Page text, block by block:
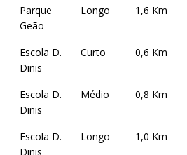
Parque
Geão
Longo 1,6 Km
Escola D.
Dinis
Curto 0,6 Km
Escola D.
Dinis
Médio 0,8 Km
Escola D.
Dinis
Longo 1,0 Km